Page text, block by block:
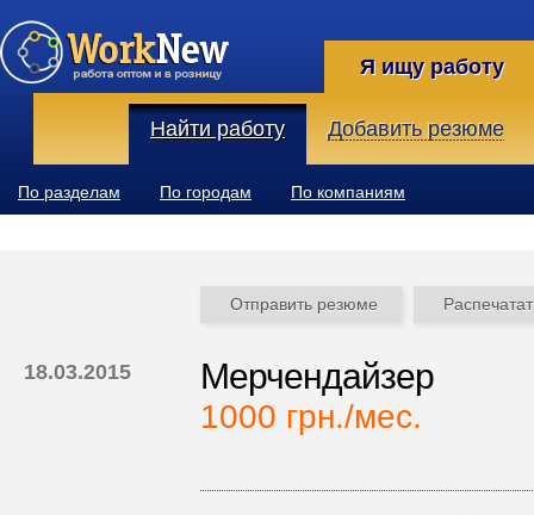
Я ищу работу
Найти работу Добавить резюме
По разделам По городам По компаниям
Отправить резюме
18.03.2015 Мерчендайзер
1000 грн./мес.